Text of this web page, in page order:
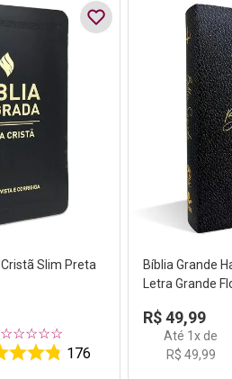
Bíblia Grande Harpa Cristã Slim Preta
☆☆☆☆☆
176
Bíblia Grande
Letra Grande
R$49,99
Até 1x de
R$ 49,99